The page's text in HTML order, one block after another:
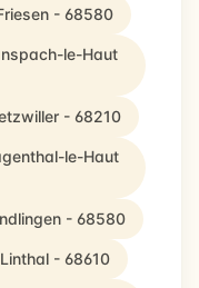
- 68580
le-Haut
- 68210
le-Haut
- 68580
- 68610